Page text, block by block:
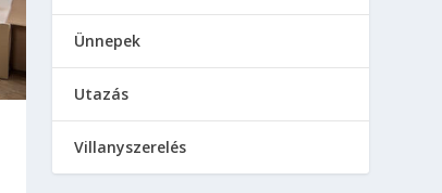
Ünnepek
Utazás
Villanyszerelés